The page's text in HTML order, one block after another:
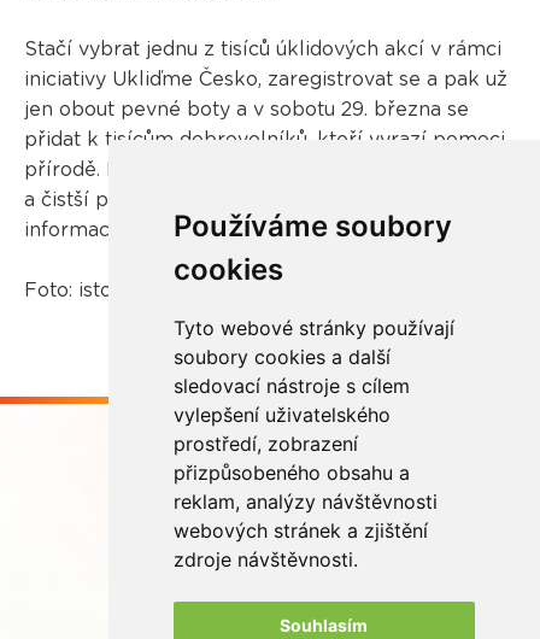
Používáme soubory
cookies
Tyto webové stránky používají
soubory cookies a další
sledovací nástroje s cílem
vylepšení uživatelského
prostředí, zobrazení
přizpůsobeného obsahu a
reklam, analýzy návštěvnosti
webových stránek a zjištění
zdroje návštěvnosti.
Souhlasím
Stačí vybrat jednu z tisíců úklidových akcí v rámci
iniciativy Ukliďme Česko, zaregistrovat se a pak už
jen obout pevné boty a v sobotu 29. března se
přidat k tisícům dobrovolníků, kteří vyrazí pomoci
přírodě. Každý nasbíraný pytel odpadu má smysl –
a čistší prostředí bude odměnou pro všechny. Více
informací o akci najdete nawww.uklidmecesko.cz
Foto: istockphoto.com
Buďme ve spojení